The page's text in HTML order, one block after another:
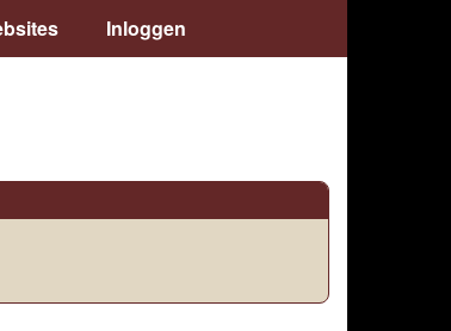
Inloggen